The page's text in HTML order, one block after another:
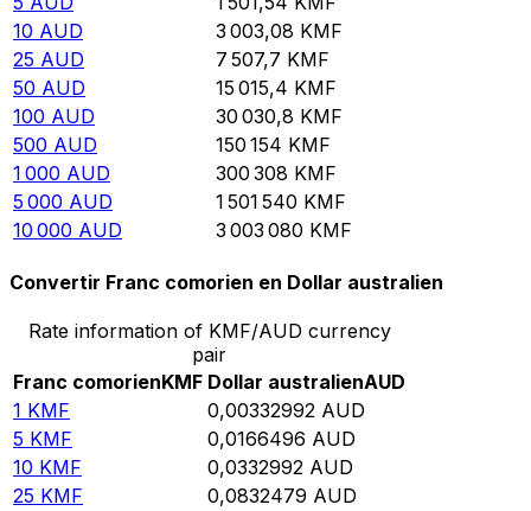
10 AUD 3 003,08 KMF
25 AUD 7 507,7 KMF
50 AUD 15 015,4 KMF
100 AUD 30 030,8 KMF
500 AUD 150 154 KMF
1 000 AUD 300 308 KMF
5 000 AUD 1 501 540 KMF
10 000 AUD 3 003 080 KMF
Convertir Franc comorien en Dollar australien
Rate information of KMF/AUD currency
pair
Franc comorienKMF Dollar australienAUD
1 KMF 0,00332992 AUD
5 KMF 0,0166496 AUD
10 KMF 0,0332992 AUD
25 KMF 0,0832479 AUD